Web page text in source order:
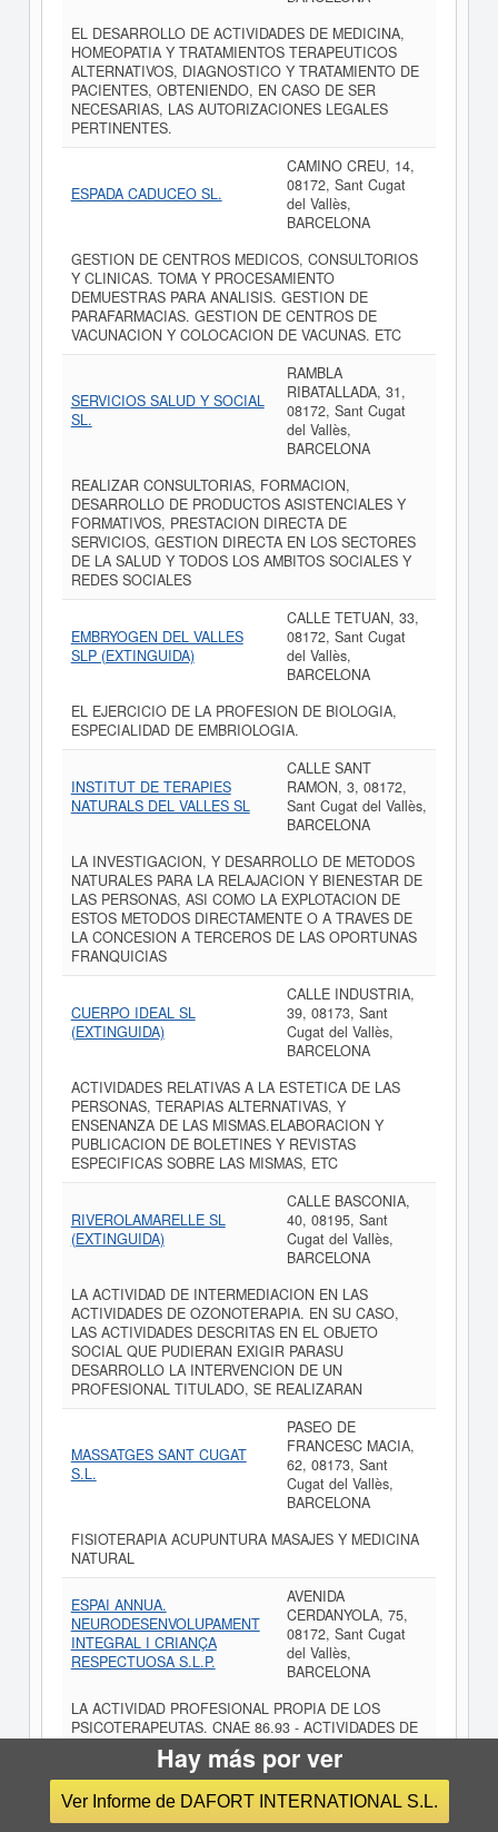
EL DESARROLLO DE ACTIVIDADES DE MEDICINA,
HOMEOPATIA Y TRATAMIENTOS TERAPEUTICOS
ALTERNATIVOS, DIAGNOSTICO Y TRATAMIENTO DE
PACIENTES, OBTENIENDO, EN CASO DE SER
NECESARIAS, LAS AUTORIZACIONES LEGALES
PERTINENTES.
ESPADA CADUCEO SL.
CAMINO CREU, 14,
08172, Sant Cugat
del Vallès,
BARCELONA
GESTION DE CENTROS MEDICOS, CONSULTORIOS
Y CLINICAS. TOMA Y PROCESAMIENTO
DEMUESTRAS PARA ANALISIS. GESTION DE
PARAFARMACIAS. GESTION DE CENTROS DE
VACUNACION Y COLOCACION DE VACUNAS. ETC
SERVICIOS SALUD Y SOCIAL
SL.
RAMBLA
RIBATALLADA, 31,
08172, Sant Cugat
del Vallès,
BARCELONA
REALIZAR CONSULTORIAS, FORMACION,
DESARROLLO DE PRODUCTOS ASISTENCIALES Y
FORMATIVOS, PRESTACION DIRECTA DE
SERVICIOS, GESTION DIRECTA EN LOS SECTORES
DE LA SALUD Y TODOS LOS AMBITOS SOCIALES Y
REDES SOCIALES
EMBRYOGEN DEL VALLES
SLP (EXTINGUIDA)
CALLE TETUAN, 33,
08172, Sant Cugat
del Vallès,
BARCELONA
EL EJERCICIO DE LA PROFESION DE BIOLOGIA,
ESPECIALIDAD DE EMBRIOLOGIA.
INSTITUT DE TERAPIES
NATURALS DEL VALLES SL
CALLE SANT
RAMON, 3, 08172,
Sant Cugat del Vallès,
BARCELONA
LA INVESTIGACION, Y DESARROLLO DE METODOS
NATURALES PARA LA RELAJACION Y BIENESTAR DE
LAS PERSONAS, ASI COMO LA EXPLOTACION DE
ESTOS METODOS DIRECTAMENTE O A TRAVES DE
LA CONCESION A TERCEROS DE LAS OPORTUNAS
FRANQUICIAS
CUERPO IDEAL SL
(EXTINGUIDA)
CALLE INDUSTRIA,
39, 08173, Sant
Cugat del Vallès,
BARCELONA
ACTIVIDADES RELATIVAS A LA ESTETICA DE LAS
PERSONAS, TERAPIAS ALTERNATIVAS, Y
ENSENANZA DE LAS MISMAS.ELABORACION Y
PUBLICACION DE BOLETINES Y REVISTAS
ESPECIFICAS SOBRE LAS MISMAS, ETC
RIVEROLAMARELLE SL
(EXTINGUIDA)
CALLE BASCONIA,
40, 08195, Sant
Cugat del Vallès,
BARCELONA
LA ACTIVIDAD DE INTERMEDIACION EN LAS
ACTIVIDADES DE OZONOTERAPIA. EN SU CASO,
LAS ACTIVIDADES DESCRITAS EN EL OBJETO
SOCIAL QUE PUDIERAN EXIGIR PARASU
DESARROLLO LA INTERVENCION DE UN
PROFESIONAL TITULADO, SE REALIZARAN
MASSATGES SANT CUGAT
S.L.
PASEO DE
FRANCESC MACIA,
62, 08173, Sant
Cugat del Vallès,
BARCELONA
FISIOTERAPIA ACUPUNTURA MASAJES Y MEDICINA
NATURAL
ESPAI ANNUA.
NEURODESENVOLUPAMENT
INTEGRAL I CRIANÇA
RESPECTUOSA S.L.P.
AVENIDA
CERDANYOLA, 75,
08172, Sant Cugat
del Vallès,
BARCELONA
LA ACTIVIDAD PROFESIONAL PROPIA DE LOS
PSICOTERAPEUTAS. CNAE 86.93 - ACTIVIDADES DE
PSICOLOGOS Y PSICOTERAPEUTAS, EXCEPTO
Hay más por ver
Ver Informe de DAFORT INTERNATIONAL S.L.